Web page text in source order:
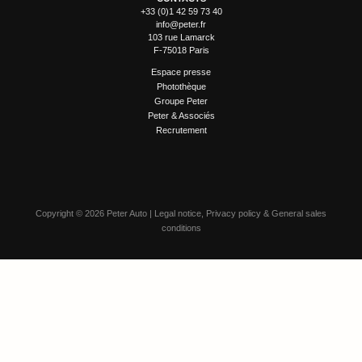
+33 (0)1 42 59 73 40
info@peter.fr
103 rue Lamarck
F-75018 Paris
Espace presse
Photothèque
Groupe Peter
Peter & Associés
Recrutement
Copyright © 2026 Peter Auto | Legal notice Privacy policy & General sales
conditions